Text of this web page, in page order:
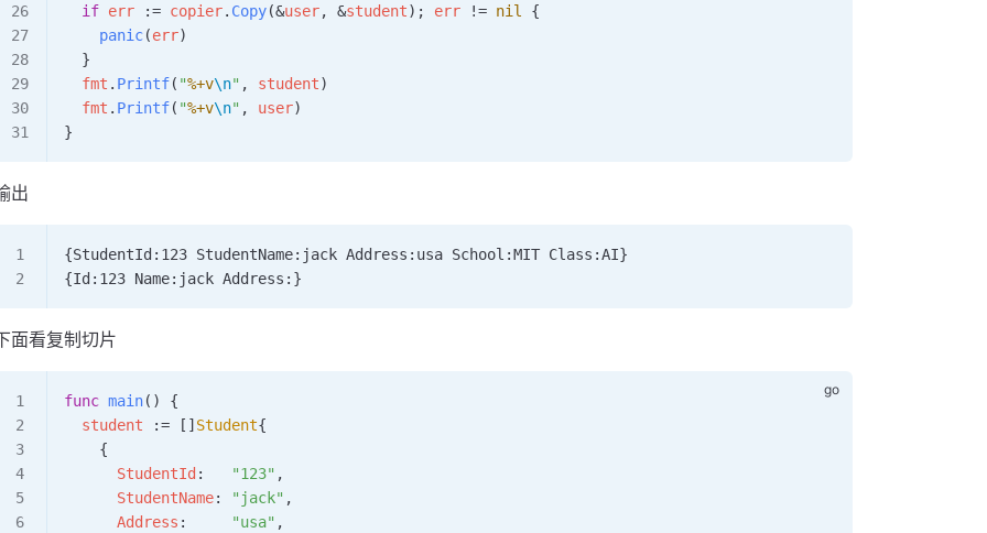
  if
err := copier. Copy(&user, &student); err != nil
{
    panic
(err)
  }
  fmt
. Printf( "%+v\n" , student)
  fmt
. Printf( "%+v\n" , user)
}
出
{StudentId:123 StudentName:jack Address:usa School:MIT Class:AI}
{Id:123 Name:jack Address:}
面看复制切片
func main() {
  student
:= []Student{
    {
      StudentId
: "123" ,
      StudentName
: "jack" ,
      Address
: "usa" ,